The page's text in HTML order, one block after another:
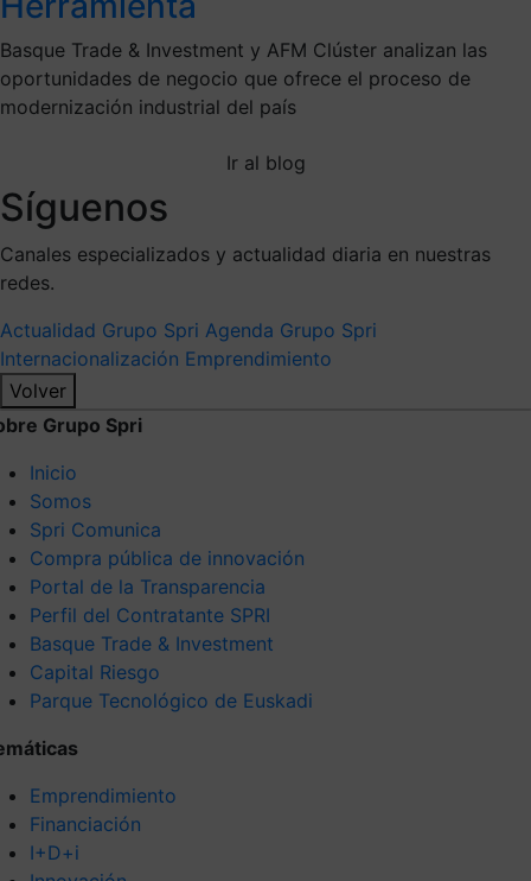
Basque Trade & Investment y AFM Clúster analizan las
oportunidades de negocio que ofrece el proceso de
modernización industrial del país
Ir al blog
Síguenos
Canales especializados y actualidad diaria en nuestras
redes.
Actualidad Grupo Spri Agenda Grupo Spri
Internacionalización Emprendimiento
Volver
Grupo Spri
Inicio
Somos
Spri Comunica
Compra pública de innovación
Portal de la Transparencia
Perfil del Contratante SPRI
Basque Trade & Investment
Capital Riesgo
Parque Tecnológico de Euskadi
Emprendimiento
Financiación
I+D+i